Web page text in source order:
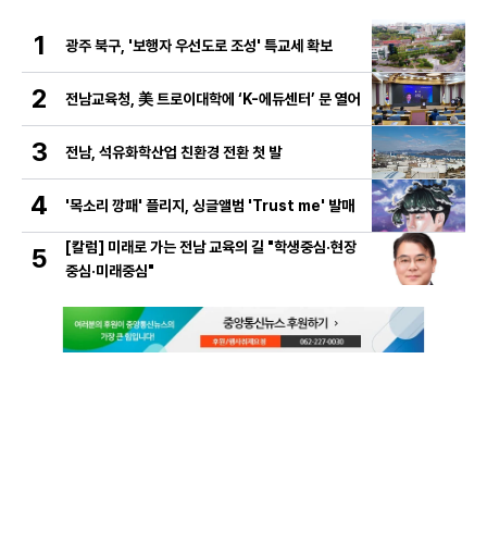
1 광주 북구, '보행자 우선도로 조성' 특교세 확보
2 전남교육청, 美 트로이대학에 ‘K-에듀센터’ 문 열어
3 전남, 석유화학산업 친환경 전환 첫 발
4 '목소리 깡패' 플리지, 싱글앨범 'Trust me' 발매
5
[칼럼] 미래로 가는 전남 교육의 길 "학생중심·현장
중심·미래중심"